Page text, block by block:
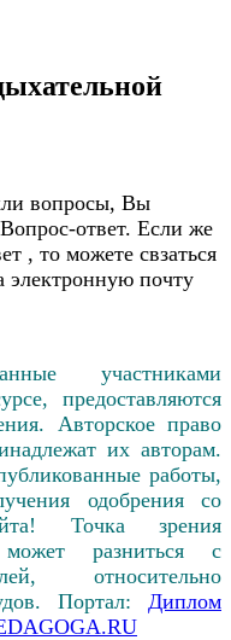
вопросы, Вы
ответ. Если же
, то можете свзаться
электронную почту
участниками
предоставляются
Авторское право
их авторам.
работы,
одобрения со
Точка зрения
разниться с
относительно
Портал: Диплом